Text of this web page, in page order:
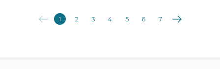
Anterioara
1 2 3 4 5 6 7 Următoarea